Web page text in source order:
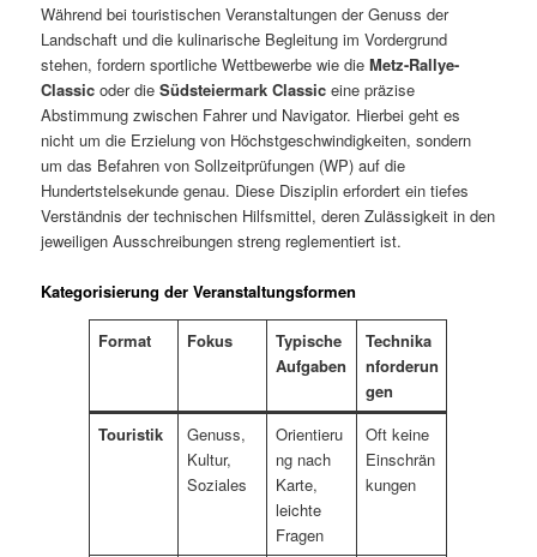
Während bei touristischen Veranstaltungen der Genuss der
Landschaft und die kulinarische Begleitung im Vordergrund
stehen, fordern sportliche Wettbewerbe wie dieMetz-Rallye-
Classic oder dieSüdsteiermark Classic eine präzise
Abstimmung zwischen Fahrer und Navigator. Hierbei geht es
nicht um die Erzielung von Höchstgeschwindigkeiten, sondern
um das Befahren von Sollzeitprüfungen (WP) auf die
Hundertstelsekunde genau. Diese Disziplin erfordert ein tiefes
Verständnis der technischen Hilfsmittel, deren Zulässigkeit in den
jeweiligen Ausschreibungen streng reglementiert ist.
Kategorisierung der Veranstaltungsformen
Format Fokus
Typische
Aufgaben
Technika
nforderun
gen
Touristik
Genuss,
Kultur,
Soziales
Orientieru
ng nach
Karte,
leichte
Fragen
Oft keine
Einschrän
kungen